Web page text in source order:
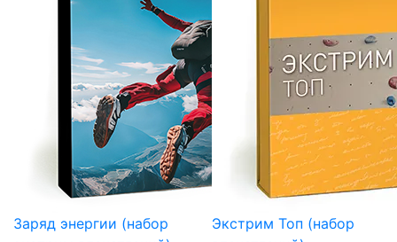
Заряд энергии (набор
Экстрим Топ (набор